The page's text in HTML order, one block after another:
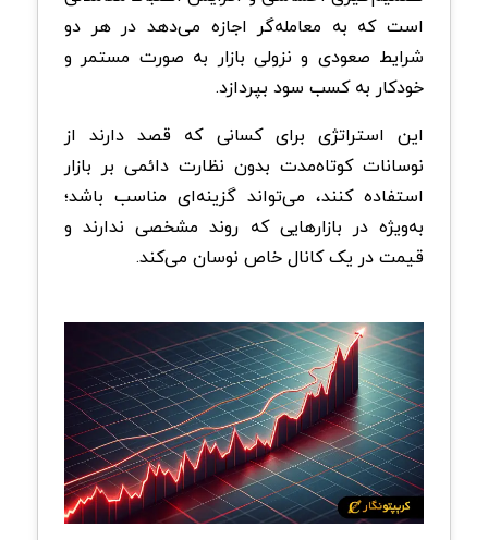
است که به معامله‌گر اجازه می‌دهد در هر دو
شرایط صعودی و نزولی بازار به صورت مستمر و
خودکار به کسب سود بپردازد.
این استراتژی برای کسانی که قصد دارند از
نوسانات کوتاه‌مدت بدون نظارت دائمی بر بازار
استفاده کنند، می‌تواند گزینه‌ای مناسب باشد؛
به‌ویژه در بازارهایی که روند مشخصی ندارند و
قیمت در یک کانال خاص نوسان می‌کند.